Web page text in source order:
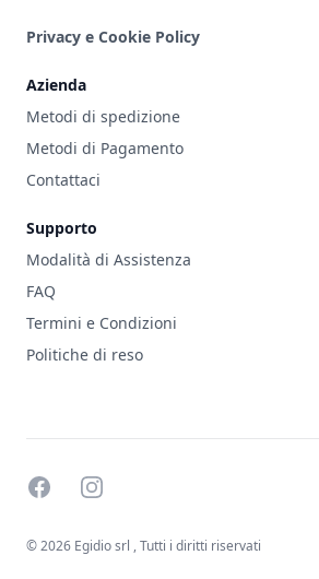
Privacy e Cookie Policy
Azienda
Metodi di spedizione
Metodi di Pagamento
Contattaci
Supporto
Modalità di Assistenza
FAQ
Termini e Condizioni
Politiche di reso
facebookinstagram
© 2026 Egidio srl , Tutti i diritti riservati